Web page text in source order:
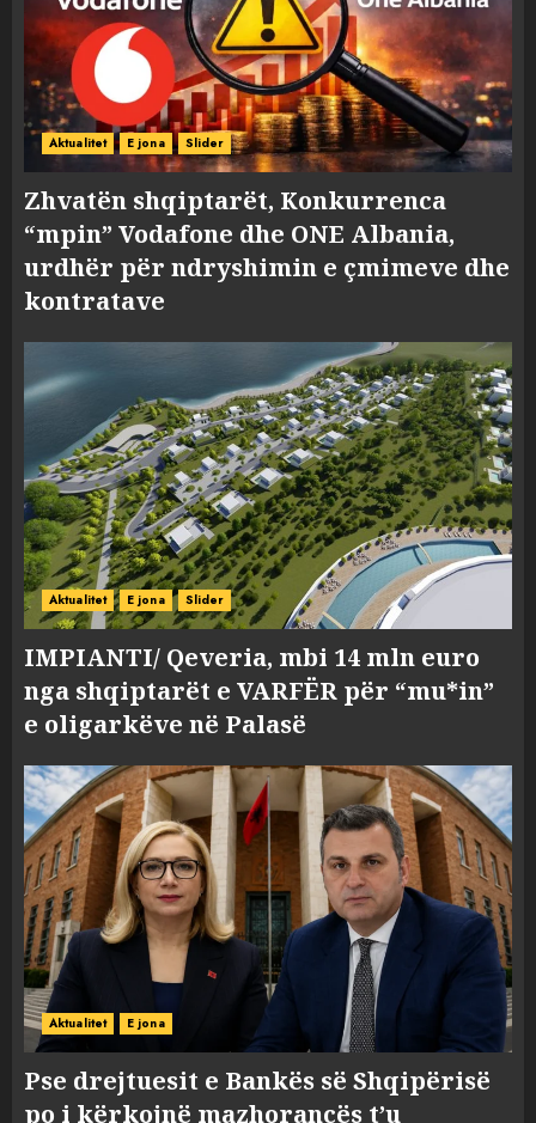
Aktualitet E jona Slider
Zhvatën shqiptarët, Konkurrenca
“mpin” Vodafone dhe ONE Albania,
urdhër për ndryshimin e çmimeve dhe
kontratave
Aktualitet E jona Slider
IMPIANTI/ Qeveria, mbi 14 mln euro
nga shqiptarët e VARFËR për “mu*in”
e oligarkëve në Palasë
Aktualitet E jona
Pse drejtuesit e Bankës së Shqipërisë
po i kërkojnë mazhorancës t’u